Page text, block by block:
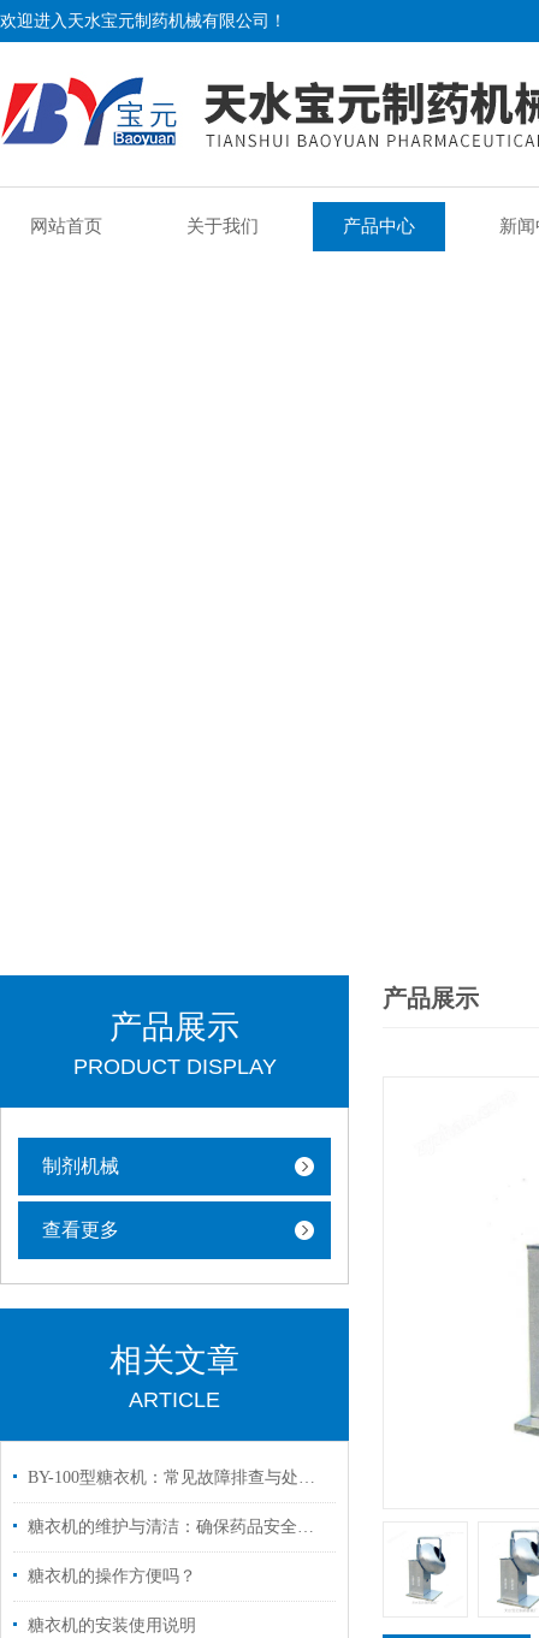
欢迎进入天水宝元制药机械有限公司！
网站首页 关于我们 产品中心 新
产品展示
PRODUCT DISPLAY
制剂机械
查看更多
相关文章
ARTICLE
BY-100型糖衣机：常见故障排查与处理指南
糖衣机的维护与清洁：确保药品安全与一致性
糖衣机的操作方便吗？
糖衣机的安装使用说明
产品展示